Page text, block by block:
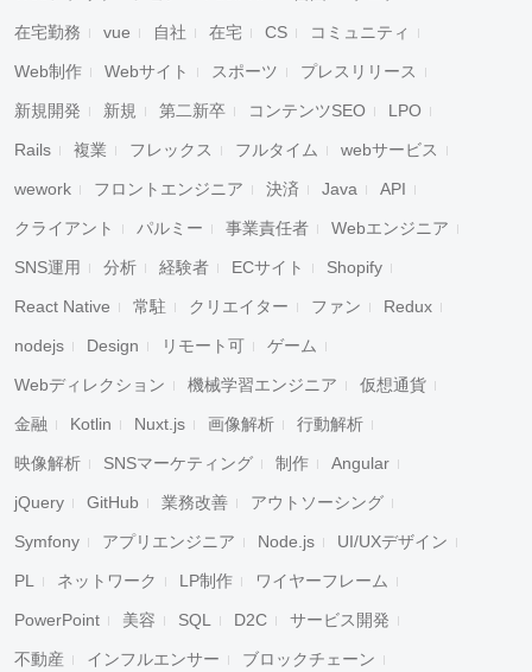
在宅勤務 vue 自社 在宅 CS コミュニティ
Web制作 Webサイト スポーツ プレスリリース
新規開発 新規 第二新卒 コンテンツSEO LPO
Rails 複業 フレックス フルタイム webサービス
wework フロントエンジニア 決済 Java API
クライアント パルミー 事業責任者 Webエンジニア
SNS運用 分析 経験者 ECサイト Shopify
React Native 常駐 クリエイター ファン Redux
nodejs Design リモート可 ゲーム
Webディレクション 機械学習エンジニア 仮想通貨
金融 Kotlin Nuxt.js 画像解析 行動解析
映像解析 SNSマーケティング 制作 Angular
jQuery GitHub 業務改善 アウトソーシング
Symfony アプリエンジニア Node.js UI/UXデザイン
PL ネットワーク LP制作 ワイヤーフレーム
PowerPoint 美容 SQL D2C サービス開発
不動産 インフルエンサー ブロックチェーン